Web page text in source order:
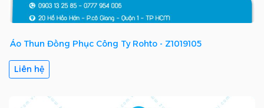
Áo Thun Đồng Phục Công Ty Rohto - Z1019105
Liên hệ